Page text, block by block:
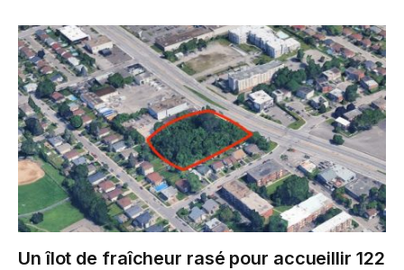
Un îlot de fraîcheur rasé pour accueillir 122